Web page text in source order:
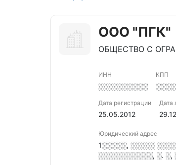
ООО "ПГК"
ОБЩЕСТВО С
ИНН
░░░░░░░░░░
КПП
Дата регистрации
25.05.2012
Дата
Юридический адрес
1░░░░░, ░░░░░
░░░░░░░░░░░, ░. ░,